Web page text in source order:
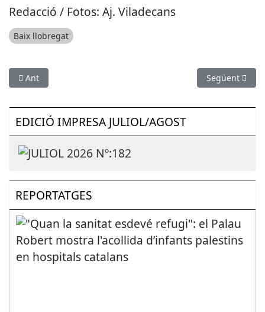
Redacció / Fotos: Aj. Viladecans
Baix llobregat
Article anterior: La Festa de la Platja del Prat arriba a la
Ant Article
Següent
EDICIÓ IMPRESA JULIOL/AGOST
REPORTATGES